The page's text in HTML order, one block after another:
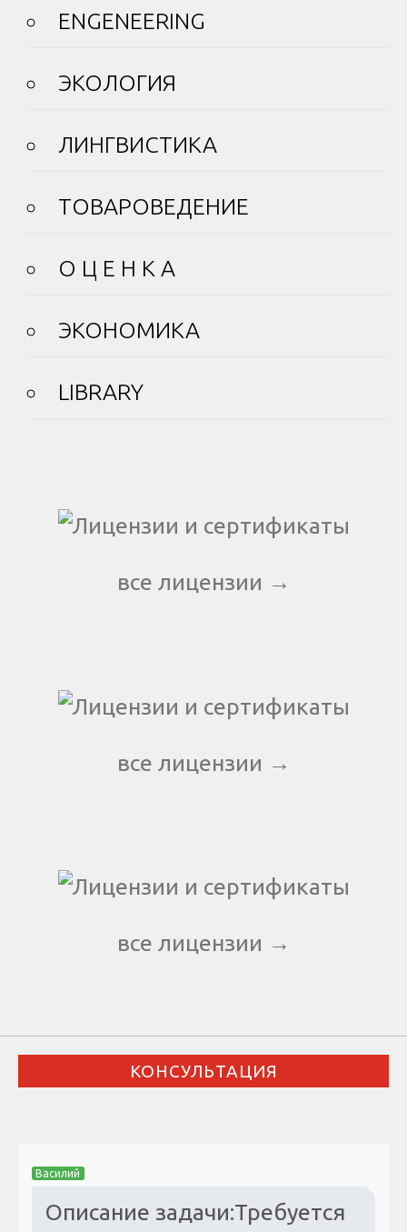
ENGENEERING
ЭКОЛОГИЯ
ЛИНГВИСТИКА
ТОВАРОВЕДЕНИЕ
О Ц Е Н К А
ЭКОНОМИКА
LIBRARY
все лицензии →
все лицензии →
все лицензии →
КОНСУЛЬТАЦИЯ
Василий
Описание задачи:Требуется